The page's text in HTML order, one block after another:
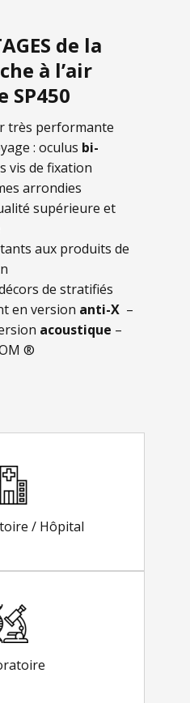
de la
à l’air
SP450
très performante
: oculus bi-
vis de fixation
arrondies
supérieure et
aux produits de
de stratifiés
en version anti-X –
acoustique –
®
/ Hôpital